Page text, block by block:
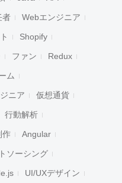
者 Webエンジニア
Shopify
ファン Redux
ム
ニア 仮想通貨
行動解析
作 Angular
ソーシング
UI/UXデザイン